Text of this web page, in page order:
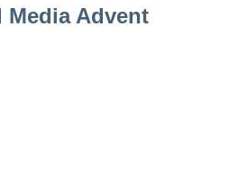
Media Advent